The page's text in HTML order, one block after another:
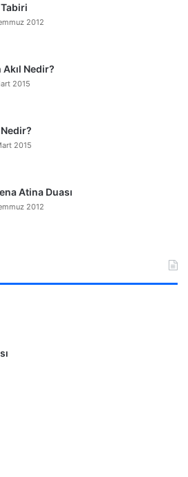
2012
Akıl Nedir?
2015
2015
Atina Duası
2012